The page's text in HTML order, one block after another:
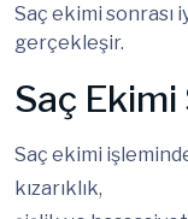
Saç ekimi sonrası
gerçekleşir.
Saç Ekimi
Saç ekimi
kızarıklık,